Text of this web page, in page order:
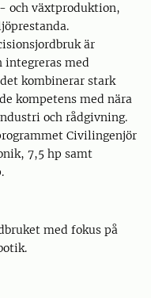
och växtproduktion,
är
integreras med
kombinerar stark
kompetens med nära
och rådgivning.
Civilingenjör
7,5 hp samt
med fokus på